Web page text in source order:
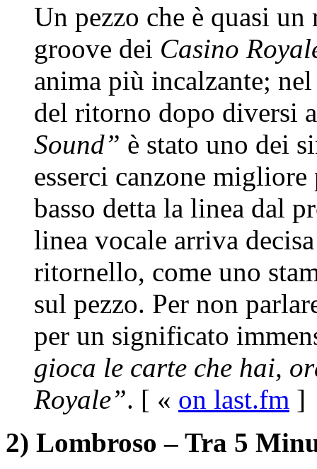
Un pezzo che è quasi
groove dei Casino
anima più incalzante;
del ritorno dopo diversi
Sound” è stato uno dei
esserci canzone
basso detta la linea dal
linea vocale arriva
ritornello, come uno
sul pezzo. Per non
per un significato
gioca le carte che hai,
Royale”. [ « on last.fm ]
2) Lombroso – Tra 5